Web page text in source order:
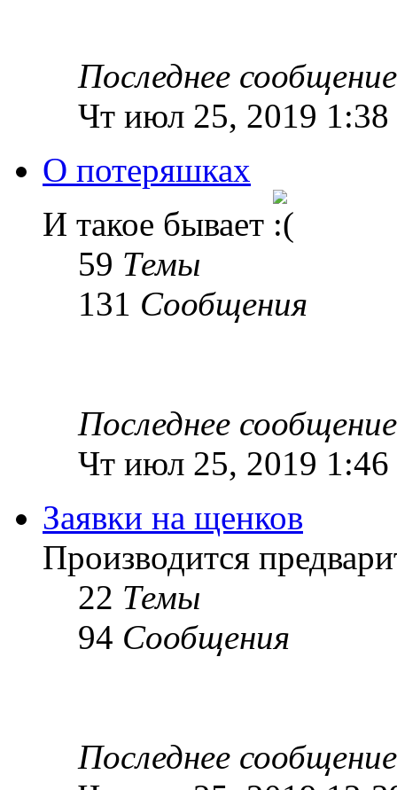
Последнее сообщение
Чт июл 25, 2019 1:38
О потеряшках
И такое бывает
59 Темы
131 Сообщения
Последнее сообщение
Чт июл 25, 2019 1:46
Заявки на щенков
Производится
22 Темы
94 Сообщения
Последнее сообщение